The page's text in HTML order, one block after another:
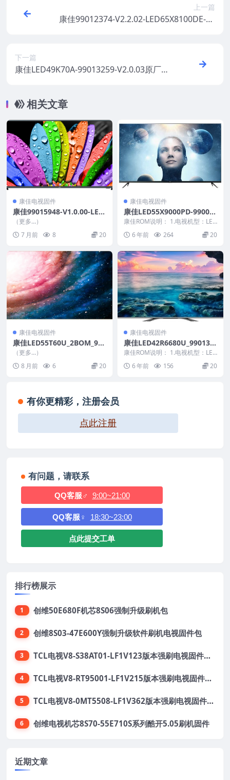
上一篇
康佳99012374-V2.2.02-LED65X8100DE-71
下一篇
康佳LED49K70A-99013259-V2.0.03原厂系
相关文章
康佳电视固件
康佳99015948-V1.0.00-LED
49E92U-72001001YT_U盘刷
机固件
（更多…）
7 月前
8 20
康佳电视固件
康佳LED55X9000PD-99009
802-V1.0.13原厂系统刷机电
视固件包下载
康佳ROM说明： 1.电视机型：LED
55X9000PD 2.物料号：99009...
6 年前 264 20
康佳电视固件
康佳LED55T60U_2BOM_990
15277-V2.0.02_72002573_2
0150811_121022_U盘刷机
固件
（更多…）
8 月前
6 20
康佳电视固件
康佳LED42R6680U_990137
09-V2.0.03_72000622YT_20
150615_191148原厂系统刷
机电视固件包下载
康佳ROM说明： 1.电视机型：LED
42R6680U 2.物料号：990137...
6 年前 156 20
有你更精彩，注册会员
点此注册
有问题，请联系
QQ客服♂ 9:00~21:00
QQ客服♀ 18:30~23:00
点此提交工单
排行榜展示
1 创维50E680F机芯8S06强制升级刷机包
2 创维8S03-47E600Y强制升级软件刷机电视固件包
3 TCL电视V8-S38AT01-LF1V123版本强刷电视固件包下载
4 TCL电视V8-RT95001-LF1V215版本强刷电视固件包下载
5 TCL电视V8-0MT5508-LF1V362版本强刷电视固件包下载
6 创维电视机芯8S70-55E710S系列酷开5.05刷机固件
近期文章